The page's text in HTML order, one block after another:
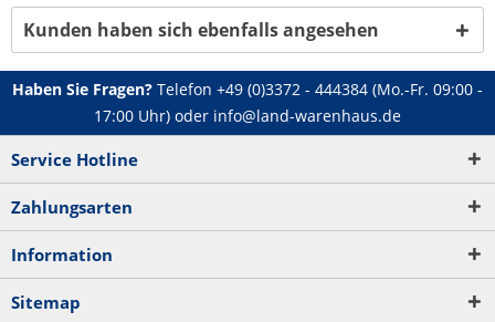
Kunden haben sich ebenfalls angesehen
Haben Sie Fragen? Telefon +49 (0)3372 - 444384 (Mo.-Fr. 09:00 -
17:00 Uhr) oder info@land-warenhaus.de
Service Hotline
Zahlungsarten
Information
Sitemap